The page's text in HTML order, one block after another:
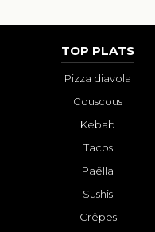
TOP PLATS
Pizza diavola
Couscous
Kebab
Tacos
Paëlla
Sushis
Crêpes